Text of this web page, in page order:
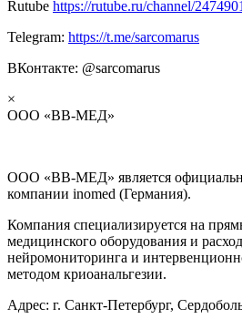
Rutube https://rutube.ru/channel/
Telegram: https://t.me/sarcomarus
ВКонтакте: @sarcomarus
×
ООО «ВВ-МЕД»
ООО «ВВ-МЕД» является
компании inomed (Германия).
Компания специализируется на
медицинского оборудования и
нейромониторинга и
методом криоанальгезии.
Адрес: г. Санкт-Петербург,